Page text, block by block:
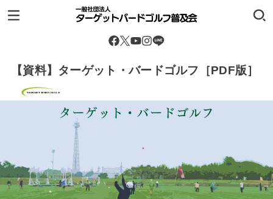
【資料】ターゲット・バードゴルフ［PDF版］